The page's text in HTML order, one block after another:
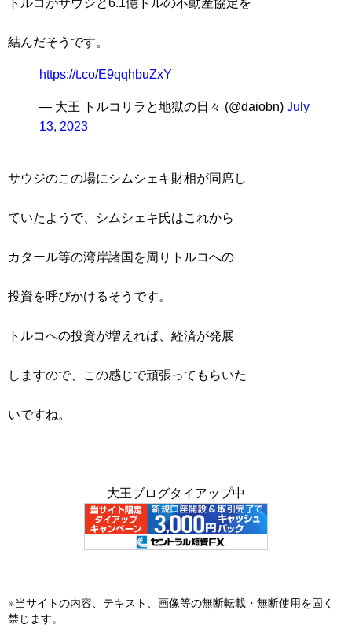
トルコがサウジと6.1億ドルの不動産協定を
結んだそうです。
https://t.co/E9qqhbuZxY
— 大王 トルコリラと地獄の日々 (@daiobn) July
13, 2023
サウジのこの場にシムシェキ財相が同席し
ていたようで、シムシェキ氏はこれから
カタール等の湾岸諸国を周りトルコへの
投資を呼びかけるそうです。
トルコへの投資が増えれば、経済が発展
しますので、この感じで頑張ってもらいた
いですね。
大王ブログタイアップ中
※当サイトの内容、テキスト、画像等の無断転載・無断使用を固く
禁じます。